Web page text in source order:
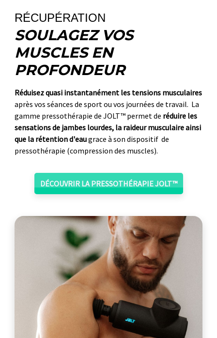
RÉCUPÉRATION
SOULAGEZ VOS
MUSCLES EN
PROFONDEUR
Réduisez quasi instantanément les tensions musculaires
après vos séances de sport ou vos journées de travail. La
gamme pressothérapie de JOLT™ permet de réduire les
sensations de jambes lourdes, la raideur musculaire ainsi
que la rétention d'eaugrace à son dispositif de
pressothérapie (compression des muscles).
DÉCOUVRIR LA PRESSOTHÉRAPIE JOLT™